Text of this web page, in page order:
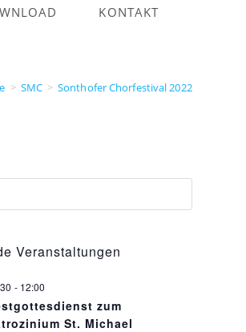
KONTAKT
> SMC > Sonthofer Chorfestival 2022
Veranstaltungen
- 12:00
zum
St. Michael